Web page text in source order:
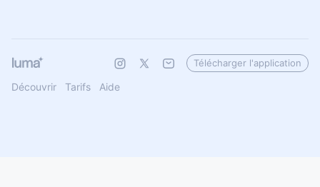
Découvrir Tarifs Aide
Télécharger l'application